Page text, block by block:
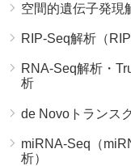
空間的遺伝子発現
RIP-Seq解析（
RNA-Seq解析・
析
de Novoトランス
miRNA-Seq（
析）